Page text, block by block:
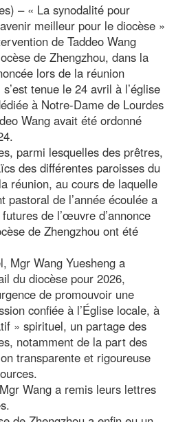
– « La synodalité pour
meilleur pour le diocèse »
de Taddeo Wang
de Zhengzhou, dans la
lors de la réunion
tenue le 24 avril à l’église
à Notre-Dame de Lourdes
Wang avait été ordonné
parmi lesquelles des prêtres,
des différentes paroisses du
réunion, au cours de laquelle
pastoral de l’année écoulée a
de l’œuvre d’annonce
de Zhengzhou ont été
Mgr Wang Yuesheng a
du diocèse pour 2026,
de promouvoir une
confiée à l’Église locale, à
» spirituel, un partage des
notamment de la part des
transparente et rigoureuse
Wang a remis leurs lettres